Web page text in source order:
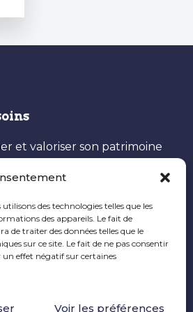
des technologies telles que les
des appareils. Le fait de
de traiter des données telles que le
sur ce site. Le fait de ne pas consentir
effet négatif sur certaines
Voir les préférences
et valoriser son patrimoine
patrimoniale